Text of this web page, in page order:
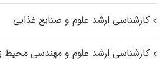
کارشناسی ارشد علوم و صنایع غذایی
کارشناسی ارشد علوم و مهندسی